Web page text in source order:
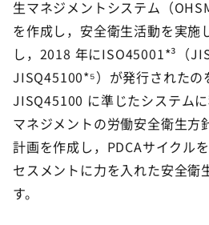
生マネジメントシステム（
を作成し，安全衛生活動を実施
し，2018 年にISO45001*³（
JISQ45100*⁵）が発行されたの
JISQ45100 に準じたシステム
マネジメントの労働安全衛生方
計画を作成し，PDCAサイクル
セスメントに力を入れた安全衛
す。